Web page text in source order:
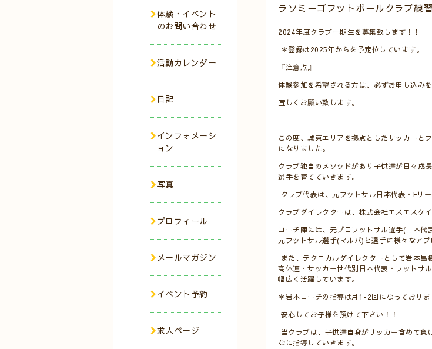
ラソミーゴフットボールクラブ練
2024年度クラブ一期生を募集致します！！
＊登録は2025年からを予定位しています。
『注意点』
体験参加を希望される方は、必ずお申し込み
宜しくお願い致します。
この度、城東エリアを拠点としたサッカーと
になりました。
クラブ独自のメソッドがあり子供達が日々成
選手を育てていきます。
クラブ代表は、元フットサル日本代表・Fリ
クラブダイレクターは、株式会社エスエス
コーチ陣には、元プロフットサル選手(日本代
元フットサル選手(マルバ)と選手に様々なア
また、テクニカルダイレクターとして岩本
高体連・サッカー世代別日本代表・フットサ
幅広く活躍しています。
＊岩本コーチの指導は月1-2回になっておりま
安心してお子様を預けて下さい！！
当クラブは、子供達自身がサッカー含めて
なに指導していきます。
体験・イベント
のお問い合わせ
活動カレンダー
日記
インフォメーシ
ョン
写真
プロフィール
メールマガジン
イベント予約
求人ページ